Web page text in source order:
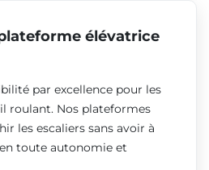
élévatrice
par excellence pour les
roulant. Nos plateformes
les escaliers sans avoir à
toute autonomie et